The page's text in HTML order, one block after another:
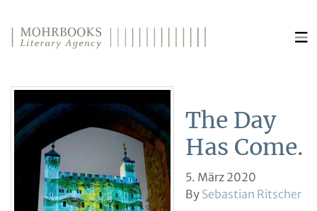
The Day
Has Come.
5. März 2020
By Sebastian Ritscher